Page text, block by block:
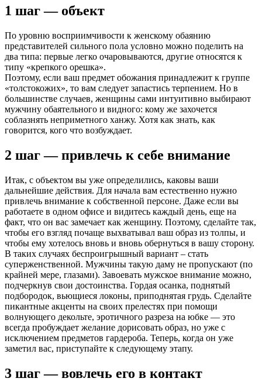
1 шаг — объект
По уровню восприимчивости к женскому обаянию
представителей сильного пола условно можно поделить на
два типа: первые легко очаровываются, другие относятся к
типу «крепкого орешка».
Поэтому, если ваш предмет обожания принадлежит к группе
«толстокожих», то вам следует запастись терпением. Но в
большинстве случаев, женщины сами интуитивно выбирают
мужчину обаятельного и видного: кому же захочется
соблазнять неприметного ханжу. Хотя как знать, как
говорится, кого что возбуждает.
2 шаг — привлечь к себе внимание
Итак, с объектом вы уже определились, каковы ваши
дальнейшие действия. Для начала вам естественно нужно
привлечь внимание к собственной персоне. Даже если вы
работаете в одном офисе и видитесь каждый день, еще на
факт, что он вас замечает как женщину. Поэтому, сделайте так,
чтобы его взгляд почаще выхватывал ваш образ из толпы, и
чтобы ему хотелось вновь и вновь обернуться в вашу сторону.
В таких случаях беспроигрышный вариант – стать
суперженственной. Мужчины такую даму не пропускают (по
крайней мере, глазами). Завоевать мужское внимание можно,
подчеркнув свои достоинства. Гордая осанка, поднятый
подбородок, вьющиеся локоны, приподнятая грудь. Сделайте
пикантные акценты на своих прелестях при помощи
волнующего декольте, эротичного разреза на юбке — это
всегда пробуждает желание дорисовать образ, но уже с
исключением предметов гардероба. Теперь, когда он уже
заметил вас, приступайте к следующему этапу.
3 шаг — вовлечь его в контакт